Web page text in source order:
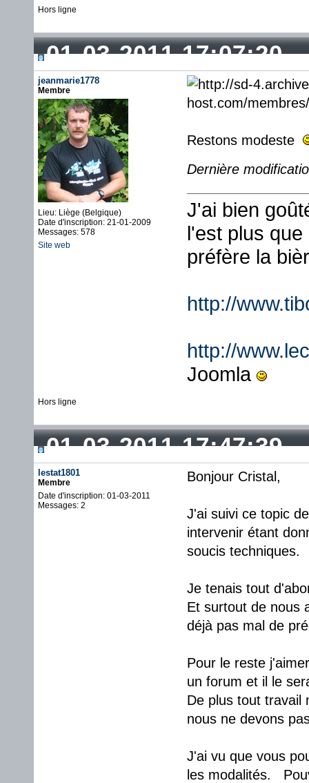
Hors ligne
01-03-2011 17:07:20
jeanmarie1778
Membre
Lieu: Liège (Belgique)
Date d'inscription: 21-01-2009
Messages: 578
Site web
Restons modeste
Dernière
J'ai bien
l'est plus
préfère la
http://
http://
Joomla
Hors ligne
01-03-2011 17:47:39
lestat1801
Membre
Date d'inscription: 01-03-2011
Messages: 2
Bonjour Cristal,
J'ai suivi ce topic
intervenir étant
soucis techniques.
Je tenais tout
Et surtout de nous
déjà pas mal de
Pour le reste
un forum et il le
De plus tout travail
nous ne devons
J'ai vu que vous
les modalités.